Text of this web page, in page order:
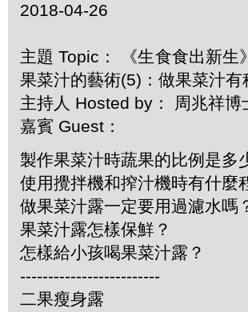
2018-04-26
主題 Topic： 《生食食出新生
果菜汁的藝術(5)：做果菜汁有
主持人 Hosted by： 周兆祥博
嘉賓 Guest：
製作果菜汁時蔬果的比例是多
使用攪拌機和搾汁機時有什麼
做果菜汁露一定要用過濾水嗎
果菜汁露怎樣保鮮？
怎樣給小孩喝果菜汁露？
-------------------------
二果瘦身露